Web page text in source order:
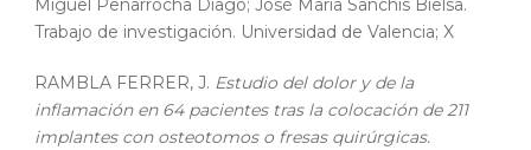
Miguel Peñarrocha Diago; José María Sanchis Bielsa.
Trabajo de investigación. Universidad de Valencia; X
RAMBLA FERRER, J. Estudio del dolor y de la
inflamación en 64 pacientes tras la colocación de 211
implantes con osteotomos o fresas quirúrgicas.